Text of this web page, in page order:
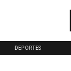
DEPORTES